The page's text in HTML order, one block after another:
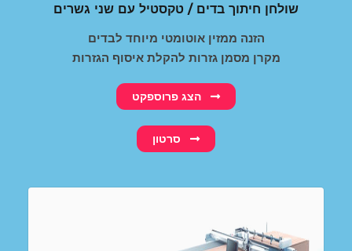
שולחן חיתוך בדים / טקסטיל עם שני גשרים
הזנה ממזין אוטומטי מיוחד לבדים
מקרן מסמן גזרות להקלת איסוף הגזרות
הצג פרוספקט
סרטון